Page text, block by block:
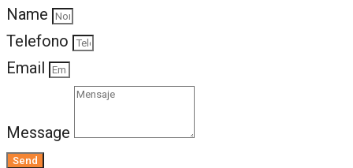
Name
Telefono
Email
Message
Send